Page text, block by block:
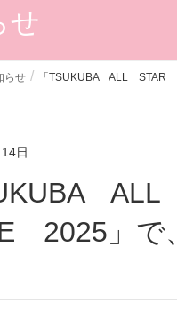
せ
らせ 「TSUKUBA ALL STAR
日
2025」で